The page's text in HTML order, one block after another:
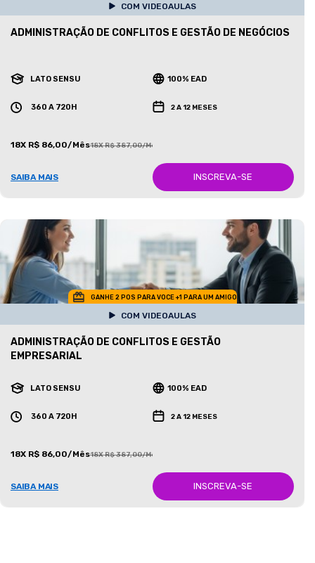
COM VIDEOAULAS
ADMINISTRAÇÃO DE CONFLITOS E GESTÃO DE NEGÓCIOS
LATO SENSU 100% EAD
360 A 720H 2 A 12 MESES
18X R$ 86,00/Mês18X R$ 387,00/Mês
SAIBA MAIS INSCREVA-SE
GANHE 2 POS PARA VOCE +1 PARA UM AMIGO
COM VIDEOAULAS
ADMINISTRAÇÃO DE CONFLITOS E GESTÃO
EMPRESARIAL
LATO SENSU 100% EAD
360 A 720H 2 A 12 MESES
18X R$ 86,00/Mês18X R$ 387,00/Mês
SAIBA MAIS INSCREVA-SE